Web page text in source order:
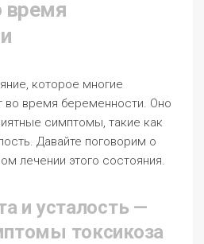
время
которое многие
время беременности. Оно
симптомы, такие как
Давайте поговорим о
лечении этого состояния.
и усталость —
токсикоза